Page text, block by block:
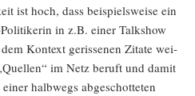
ist hoch, dass bei­spiels­wei­se ein
in z.B. einer Talk­show
Kon­text geris­se­nen Zita­te wei­
im Netz beruft und damit
halb­wegs abge­schot­te­ten